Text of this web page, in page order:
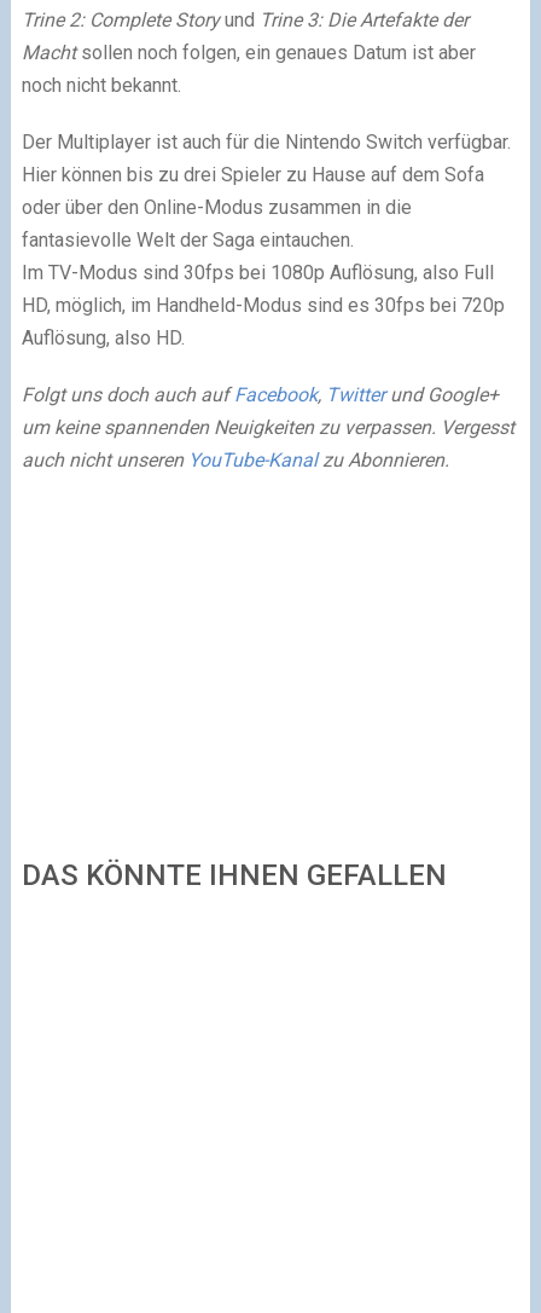
Trine 2: Complete Storyund Trine 3: Die Artefakte der
Machtsollen noch folgen, ein genaues Datum ist aber
noch nicht bekannt.
Der Multiplayer ist auch für die Nintendo Switch verfügbar.
Hier können bis zu drei Spieler zu Hause auf dem Sofa
oder über den Online-Modus zusammen in die
fantasievolle Welt der Saga eintauchen.
Im TV-Modus sind 30fps bei 1080p Auflösung, also Full
HD, möglich, im Handheld-Modus sind es 30fps bei 720p
Auflösung, also HD.
Folgt uns doch auch aufFacebook, Twitterund Google+
um keine spannenden Neuigkeiten zu verpassen. Vergesst
auch nicht unseren YouTube-Kanalzu Abonnieren.
DAS KÖNNTE IHNEN GEFALLEN